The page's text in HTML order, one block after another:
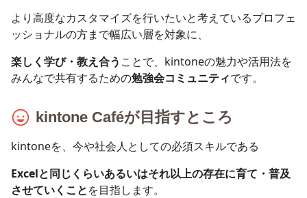
より高度なカスタマイズを行いたいと考えているプロフェ
ッショナルの方まで幅広い層を対象に、
楽しく学び・教え合う ことで、kintoneの魅力や活用法を
みんなで共有するための勉強会コミュニティです。
kintone Caféが目指すところ
kintoneを、今や社会人としての必須スキルである
Excelと同じくらいあるいはそれ以上の存在に育て・普及
させていくことを目指します。